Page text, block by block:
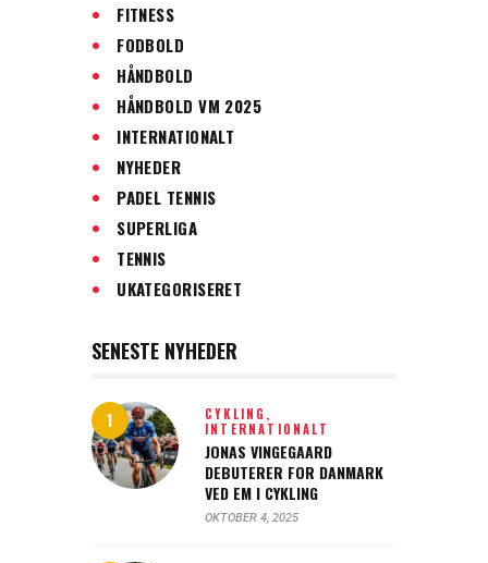
FITNESS
FODBOLD
HÅNDBOLD
HÅNDBOLD VM 2025
INTERNATIONALT
NYHEDER
PADEL TENNIS
SUPERLIGA
TENNIS
UKATEGORISERET
SENESTE NYHEDER
CYKLING,
INTERNATIONALT
JONAS VINGEGAARD
DEBUTERER FOR DANMARK
VED EM I CYKLING
OKTOBER 4, 2025